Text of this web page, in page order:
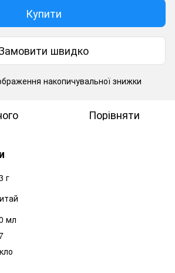
Купити
швидко
накопичувальної знижки
Порівняти
г
мл